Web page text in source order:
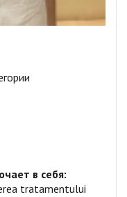
в себя:
tratamentului